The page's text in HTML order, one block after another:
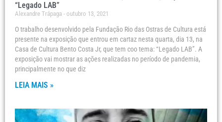
“Legado LAB”
Alexandre Trápaga outubro 13, 2021
O trabalho desenvolvido pela Fundação Rio das Ostras de Cultura está
presente na exposição que entrou em cartaz nesta quarta, dia 13, na
Casa de Cultura Bento Costa Jr, que tem coo tema: “Legado LAB”. A
exposição vai mostrar as ações realizadas no período de pandemia,
principalmente no que diz
LEIA MAIS »